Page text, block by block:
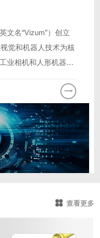
文名“Vizum”）创立
觉和机器人技术为核
业相机和人形机器人
体智能相机整体解决
查看更多